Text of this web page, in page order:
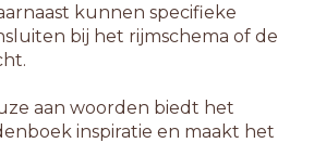
kunnen specifieke
bij het rijmschema of de
aan woorden biedt het
inspiratie en maakt het